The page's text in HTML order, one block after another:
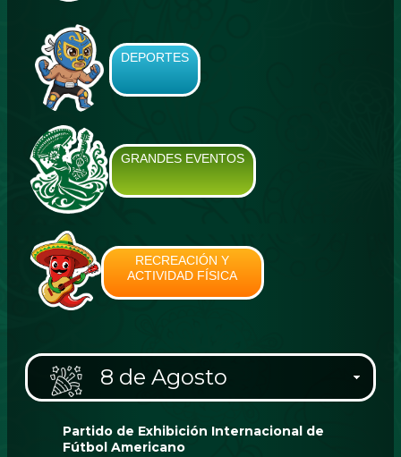
DEPORTES
GRANDES EVENTOS
RECREACIÓN Y
ACTIVIDAD FÍSICA
8 de Agosto
Partido de Exhibición Internacional de
Fútbol Americano